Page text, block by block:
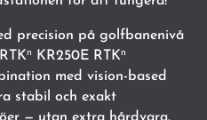
precision på golfbanenivå
KR250E RTKⁿ
med vision-based
stabil och exakt